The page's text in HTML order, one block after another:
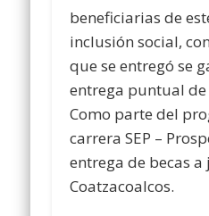
beneficiarias de
inclusión social,
que se entregó se
entrega puntual de
Como parte del
carrera SEP –
entrega de becas a
Coatzacoalcos.